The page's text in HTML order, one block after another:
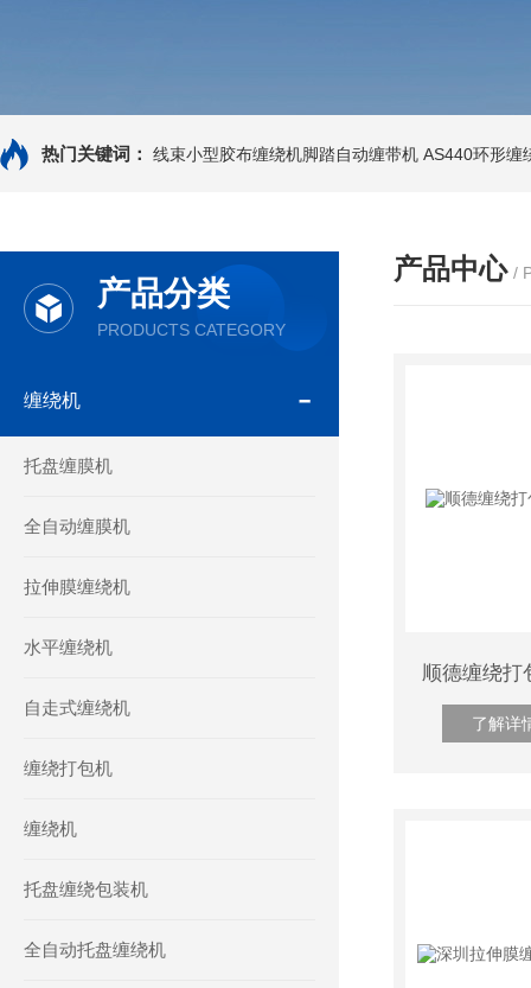
热门关键词： 线束小型胶布缠绕机脚踏自动缠带机 AS440环形缠
产品分类
PRODUCTS CATEGORY
缠绕机
托盘缠膜机
全自动缠膜机
拉伸膜缠绕机
水平缠绕机
自走式缠绕机
缠绕打包机
缠绕机
托盘缠绕包装机
全自动托盘缠绕机
产品中心 /
了解详